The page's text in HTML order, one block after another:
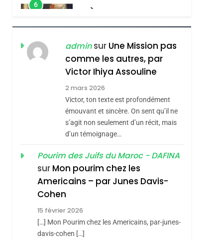
6
FIÈRE, DIGNE ET
RÉSILIENTE :
POURQUOI JE
REVENDIQUE MA
JUDAÏTE Par Thérèse
Zrihen-Dvir
ISRAÉL JUDAISME
CE QUI NOUS
MANQUE – Jacques
Hadida
JUDAISME
Maroc : Les Amandes
De Tafraout, Le Miel
De Tadla Azilal
Consacrés Produits
Du Terroir
DAFINA MAROC
Oeil Ravageur –
2
adminsur Une Mission pas
comme les autres, par
Victor Ihiya Assouline
2 mars 2026
Victor, ton texte est profondément
émouvant et sincère. On sent qu’il ne
s’agit non seulement d’un récit, mais
d’un témoignage…
Pourim des Juifs du Maroc - DAFINA
sur Mon pourim chez les
Americains – par Junes Davis-
Cohen
15 février 2026
[…] Mon Pourim chez les Americains, par-junes-
davis-cohen […]